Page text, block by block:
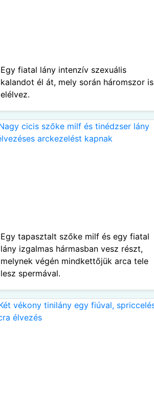
Egy fiatal lány intenzív szexuális
kalandot él át, mely során háromszor is
elélvez.
Egy tapasztalt szőke milf és egy fiatal
lány izgalmas hármasban vesz részt,
melynek végén mindkettőjük arca tele
lesz spermával.